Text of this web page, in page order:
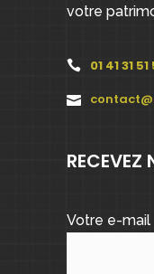
votre
01 41 31
RECEVEZ
Votre e-mail